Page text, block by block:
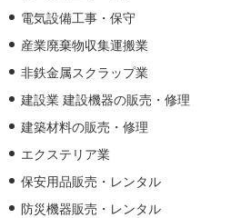
電気設備工事・保守
産業廃棄物収集運搬業
非鉄金属スクラップ業
建設業 建設機器の販売・修理
建築材料の販売・修理
エクステリア業
保安用品販売・レンタル
防災機器販売・レンタル